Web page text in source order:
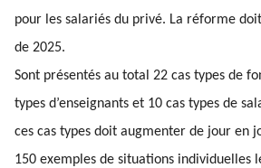
pour les salariés du privé. La réforme
de 2025.
Sont présentés au total 22 cas types de
types d’enseignants et 10 cas types de
ces cas types doit augmenter de jour en
150 exemples de situations individuelles